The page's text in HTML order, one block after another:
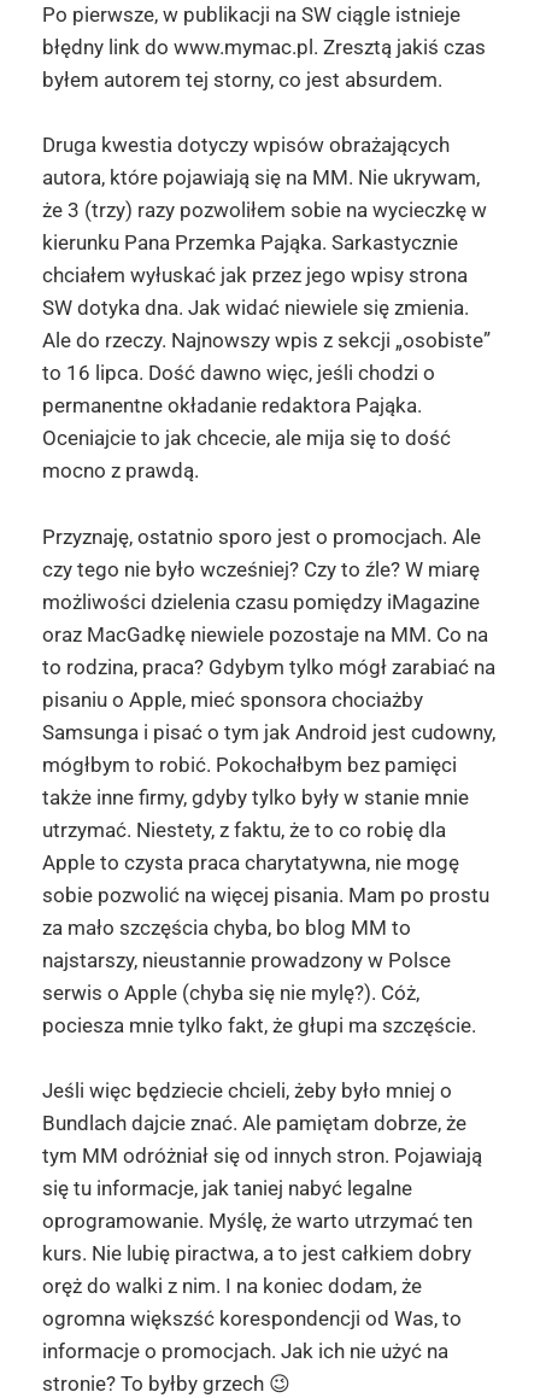
Po pierwsze, w publikacji na SW ciągle istnieje
błędny link do www.mymac.pl. Zresztą jakiś czas
byłem autorem tej storny, co jest absurdem.
Druga kwestia dotyczy wpisów obrażających
autora, które pojawiają się na MM. Nie ukrywam,
że 3 (trzy) razy pozwoliłem sobie na wycieczkę w
kierunku Pana Przemka Pająka. Sarkastycznie
chciałem wyłuskać jak przez jego wpisy strona
SW dotyka dna. Jak widać niewiele się zmienia.
Ale do rzeczy. Najnowszy wpis z sekcji „osobiste”
to 16 lipca. Dość dawno więc, jeśli chodzi o
permanentne okładanie redaktora Pająka.
Oceniajcie to jak chcecie, ale mija się to dość
mocno z prawdą.
Przyznaję, ostatnio sporo jest o promocjach. Ale
czy tego nie było wcześniej? Czy to źle? W miarę
możliwości dzielenia czasu pomiędzy iMagazine
oraz MacGadkę niewiele pozostaje na MM. Co na
to rodzina, praca? Gdybym tylko mógł zarabiać na
pisaniu o Apple, mieć sponsora chociażby
Samsunga i pisać o tym jak Android jest cudowny,
mógłbym to robić. Pokochałbym bez pamięci
także inne firmy, gdyby tylko były w stanie mnie
utrzymać. Niestety, z faktu, że to co robię dla
Apple to czysta praca charytatywna, nie mogę
sobie pozwolić na więcej pisania. Mam po prostu
za mało szczęścia chyba, bo blog MM to
najstarszy, nieustannie prowadzony w Polsce
serwis o Apple (chyba się nie mylę?). Cóż,
pociesza mnie tylko fakt, że głupi ma szczęście.
Jeśli więc będziecie chcieli, żeby było mniej o
Bundlach dajcie znać. Ale pamiętam dobrze, że
tym MM odróżniał się od innych stron. Pojawiają
się tu informacje, jak taniej nabyć legalne
oprogramowanie. Myślę, że warto utrzymać ten
kurs. Nie lubię piractwa, a to jest całkiem dobry
oręż do walki z nim. I na koniec dodam, że
ogromna większść korespondencji od Was, to
informacje o promocjach. Jak ich nie użyć na
stronie? To byłby grzech 😉